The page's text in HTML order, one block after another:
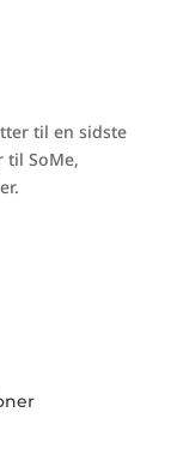
til en sidste
til SoMe,